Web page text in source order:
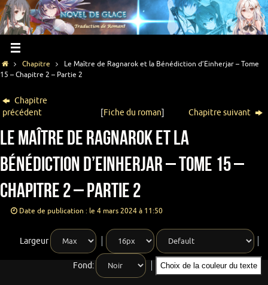
Chapitre
Le Maître de Ragnarok et la Bénédiction d’Einherjar – Tome
15 – Chapitre 2 – Partie 2
Chapitre
précédent
[Fiche du roman] Chapitre suivant
Le Maître de Ragnarok et la
Bénédiction d’Einherjar – Tome 15 –
Chapitre 2 – Partie 2
Date de publication : le 4 mars 2024 à 11:50
Largeur
Fond: Choix de la couleur du texte